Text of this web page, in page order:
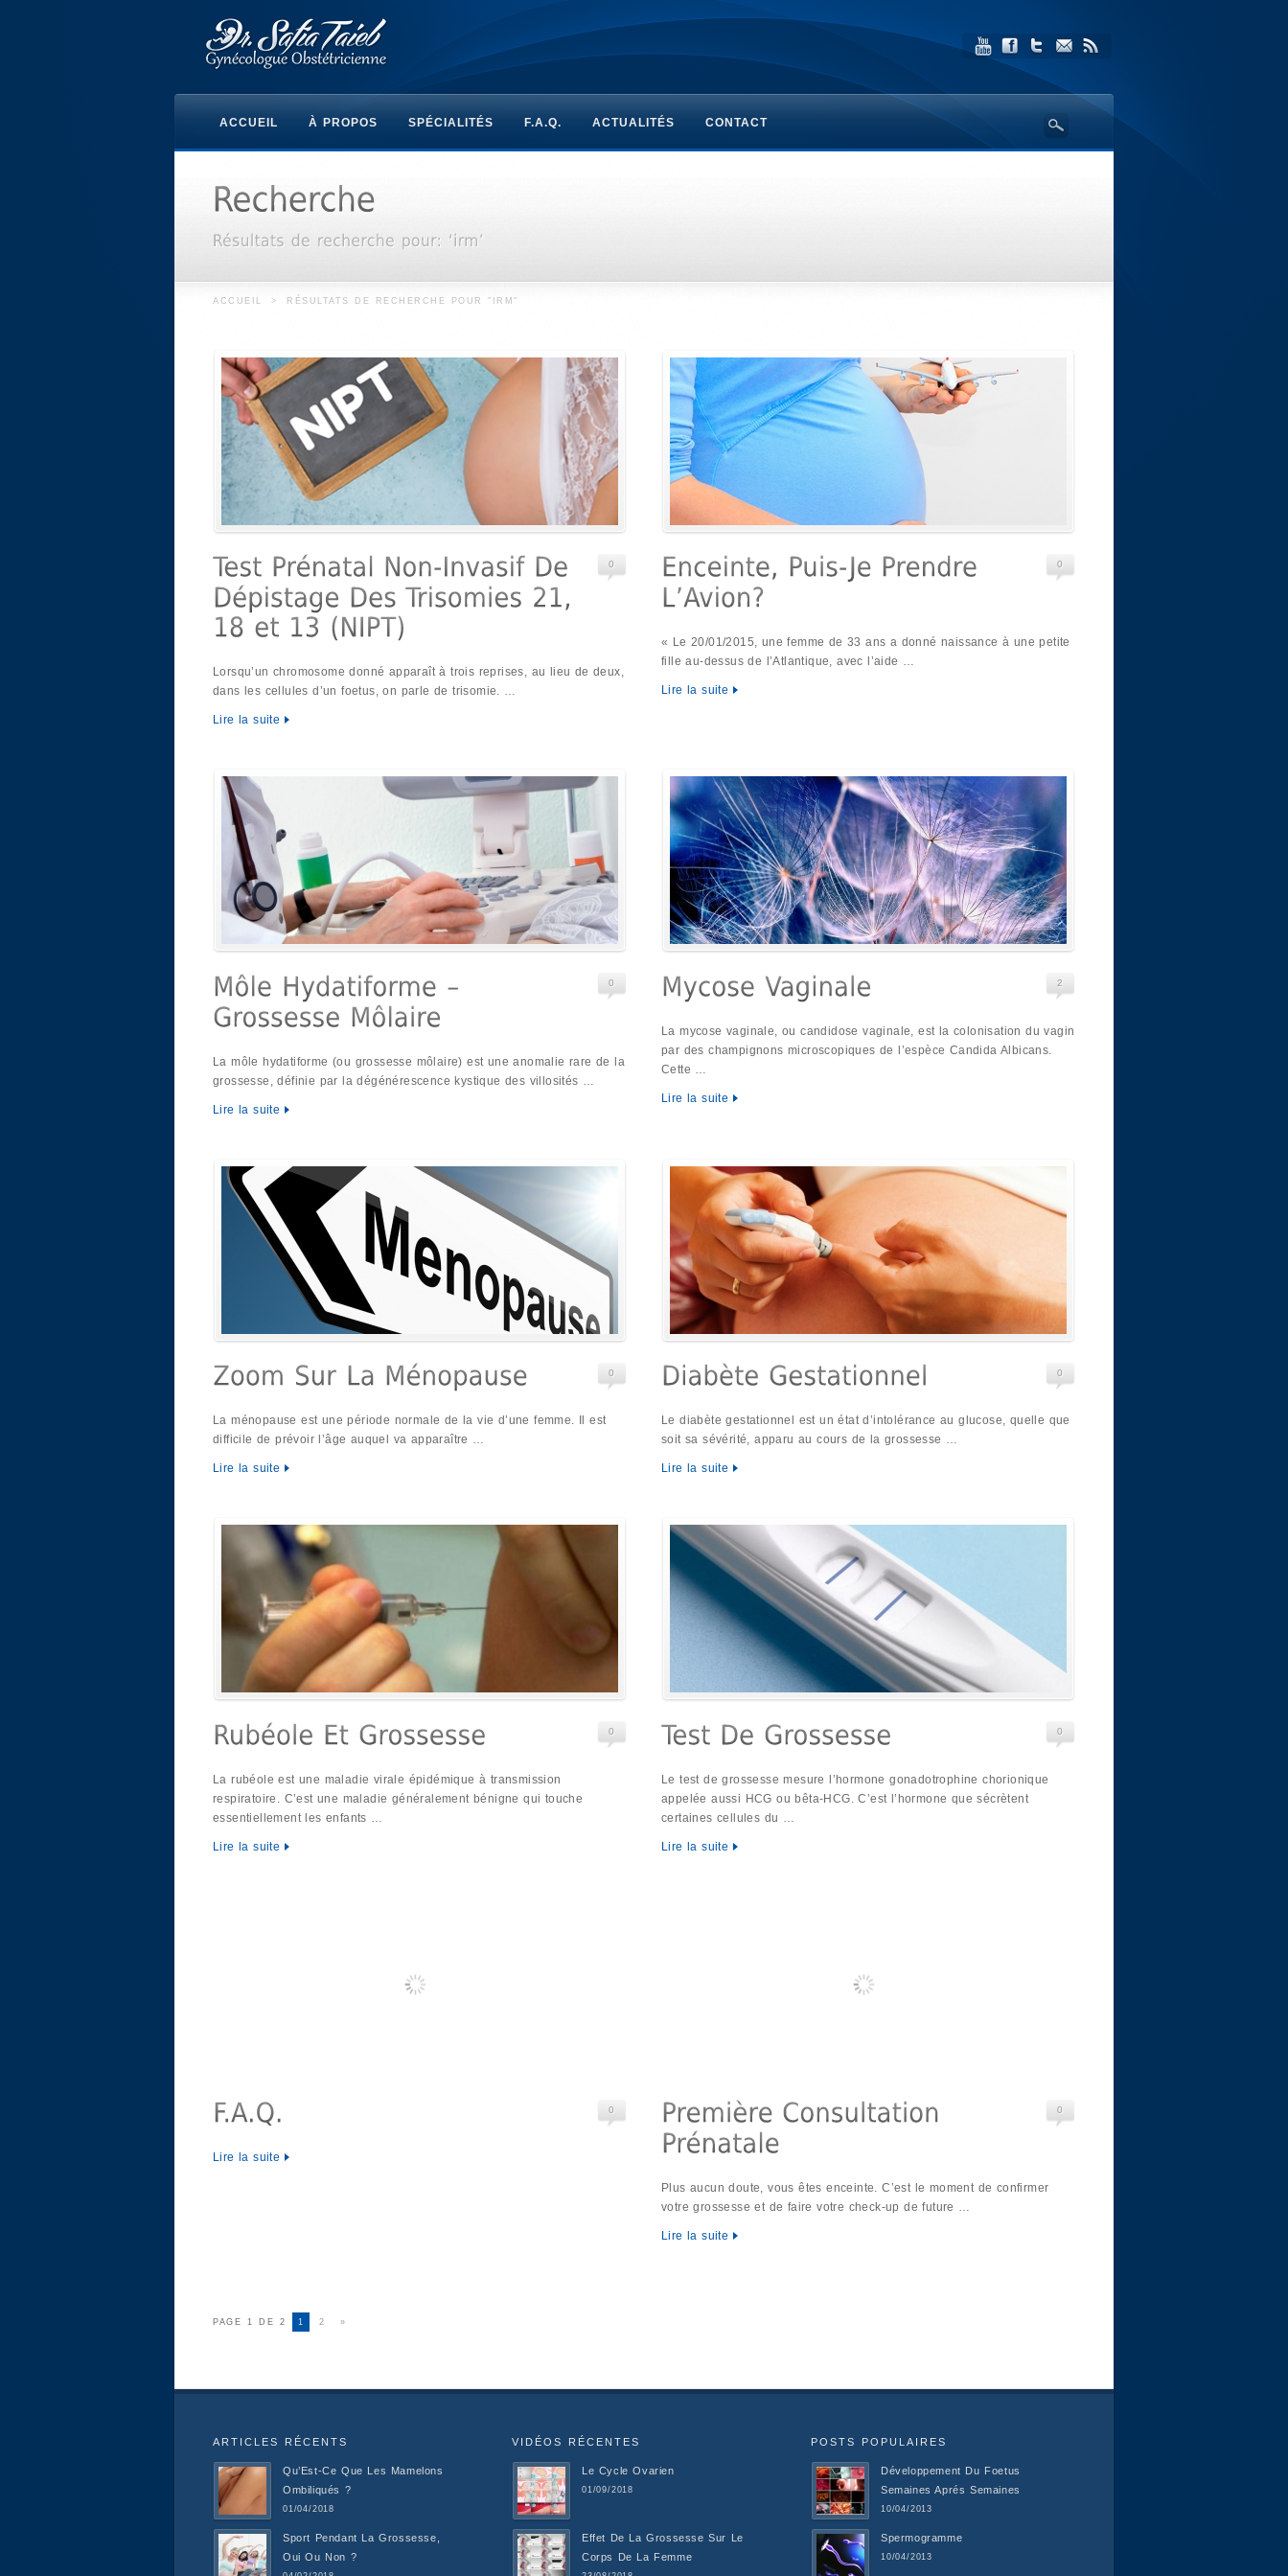
ACCUEIL À PROPOS SPÉCIALITÉS F.A.Q. ACTUALITÉS CONTACT
ACCUEIL > RÉSULTATS DE RECHERCHE POUR "IRM"
0
Lorsqu’un chromosome donné apparaît à trois reprises, au lieu de deux,
dans les cellules d’un foetus, on parle de trisomie. …
Lire la suite
0
« Le 20/01/2015, une femme de 33 ans a donné naissance à une petite
fille au-dessus de l’Atlantique, avec l’aide …
Lire la suite
0
La môle hydatiforme (ou grossesse môlaire) est une anomalie rare de la
grossesse, définie par la dégénérescence kystique des villosités …
Lire la suite
2
La mycose vaginale, ou candidose vaginale, est la colonisation du vagin
par des champignons microscopiques de l’espèce Candida Albicans.
Cette …
Lire la suite
0
La ménopause est une période normale de la vie d’une femme. Il est
difficile de prévoir l’âge auquel va apparaître …
Lire la suite
0
Le diabète gestationnel est un état d’intolérance au glucose, quelle que
soit sa sévérité, apparu au cours de la grossesse …
Lire la suite
0
La rubéole est une maladie virale épidémique à transmission
respiratoire. C’est une maladie généralement bénigne qui touche
essentiellement les enfants …
Lire la suite
0
Le test de grossesse mesure l’hormone gonadotrophine chorionique
appelée aussi HCG ou bêta-HCG. C’est l’hormone que sécrètent
certaines cellules du …
Lire la suite
0
Lire la suite
0
Plus aucun doute, vous êtes enceinte. C’est le moment de confirmer
votre grossesse et de faire votre check-up de future …
Lire la suite
PAGE 1 DE 2 1 2 »
ARTICLES RÉCENTS
Qu’Est-Ce Que Les Mamelons
Ombiliqués ?
01/04/2018
Sport Pendant La Grossesse,
Oui Ou Non ?
VIDÉOS RÉCENTES
Le Cycle Ovarien
01/09/2018
Effet De La Grossesse Sur Le
Corps De La Femme
POSTS POPULAIRES
Développement Du Foetus
Semaines Aprés Semaines
10/04/2013
Spermogramme
10/04/2013